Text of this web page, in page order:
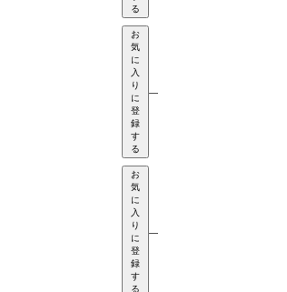
る
お
気
に
入
り
に
登
録
す
る
—
お
気
に
入
り
に
登
録
す
る
—